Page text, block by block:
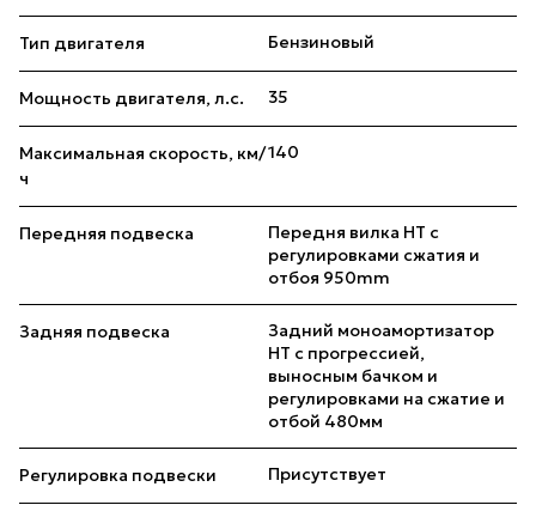
Тип двигателя Бензиновый
Мощность двигателя, л.с. 35
Максимальная скорость, км/
ч
140
Передняя подвеска
Передня вилка HT с
регулировками сжатия и
отбоя 950mm
Задняя подвеска
Задний моноамортизатор
HT с прогрессией,
выносным бачком и
регулировками на сжатие и
отбой 480мм
Регулировка подвески Присутствует